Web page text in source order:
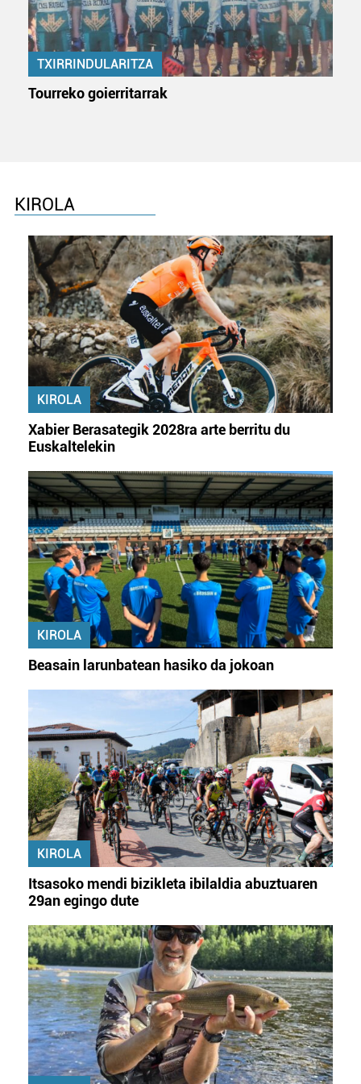
neurtzeko, jendeari buruzko informazioa biltzeko eta
produktuak garatzeko. Zure datuak nork eta zertarako
erabiltzen dituen hauta dezakezu.
interes komertzial legitimoetan babesten dira. Ikusi gure
Lortu zure datu pertsonalak prozesatzeko moduari
buruzko informazio gehiago eta ezarri zure lehentasunak
datuen atalean. Edozein unetan alda edo ken dezakezu
zure baimena Cookieen adierazpenean.
Webgune honek cookie propioak eta hirugarrenen cookie-
fitxategiak erabiltzen ditu. Zure esperientzia eta
zerbitzuak hobetzeko asmoz, cookie teknologiaz
baliatzen gara. Ohar hau onartuz gero, teknologia hori
erabiltzeko baimen esplizitua ematen diguzu.Gehiago
irakurri
TXIRRINDULARITZA
Tourreko goierritarrak
KIROLA
KIROLA
Xabier Berasategik 2028ra arte berritu du
Euskaltelekin
KIROLA
Beasain larunbatean hasiko da jokoan
KIROLA
Itsasoko mendi bizikleta ibilaldia abuztuaren
29an egingo dute